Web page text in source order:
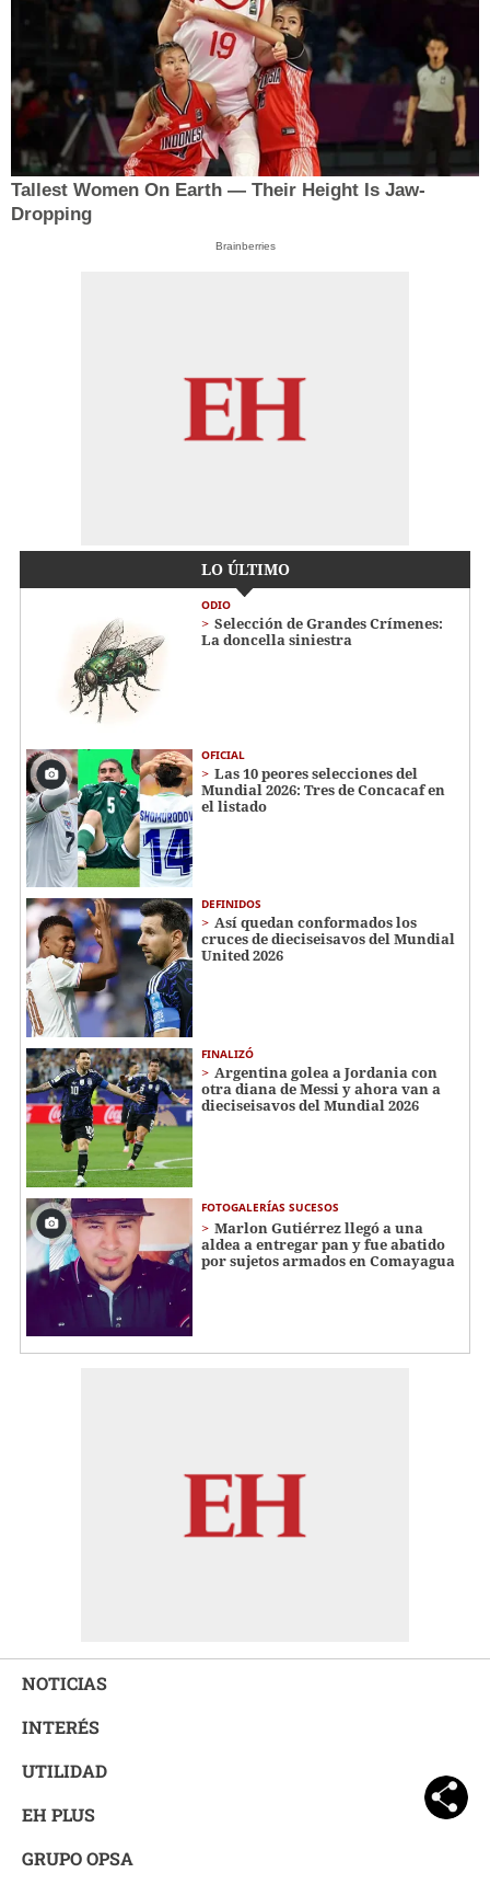
Tallest Women On Earth — Their Height Is Jaw-
Dropping
Brainberries
LO ÚLTIMO
ODIO
Selección de Grandes Crímenes:
La doncella siniestra
OFICIAL
Las 10 peores selecciones del
Mundial 2026: Tres de Concacaf en
el listado
DEFINIDOS
Así quedan conformados los
cruces de dieciseisavos del Mundial
United 2026
FINALIZÓ
Argentina golea a Jordania con
otra diana de Messi y ahora van a
dieciseisavos del Mundial 2026
FOTOGALERÍAS SUCESOS
Marlon Gutiérrez llegó a una
aldea a entregar pan y fue abatido
por sujetos armados en Comayagua
NOTICIAS
INTERÉS
UTILIDAD
EH PLUS
GRUPO OPSA